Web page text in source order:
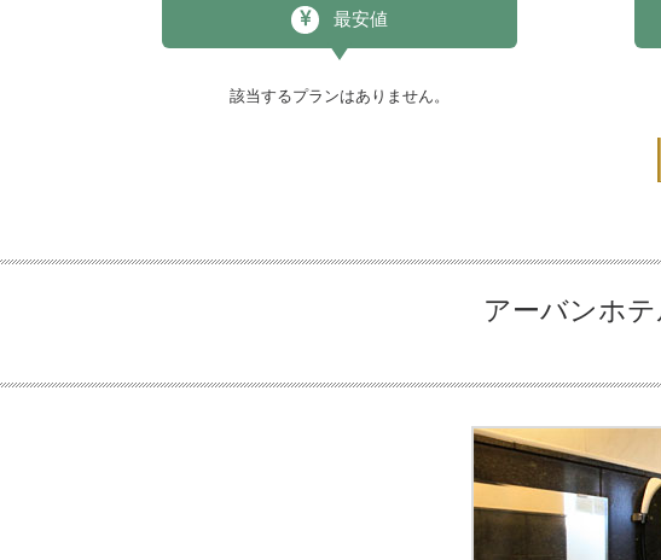
最安値
該当するプランはありません。
アーバンホ